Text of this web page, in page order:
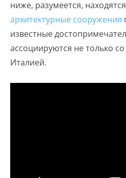
ниже, разумеется,
архитектурные сооружения
известные
ассоциируются не только
Италией.